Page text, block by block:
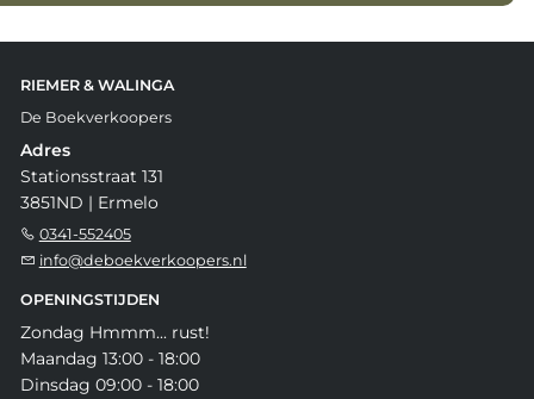
RIEMER & WALINGA
De Boekverkoopers
Adres
Stationsstraat 131
3851ND | Ermelo
0341-552405
info@deboekverkoopers.nl
OPENINGSTIJDEN
Zondag Hmmm... rust!
Maandag 13:00 - 18:00
Dinsdag 09:00 - 18:00